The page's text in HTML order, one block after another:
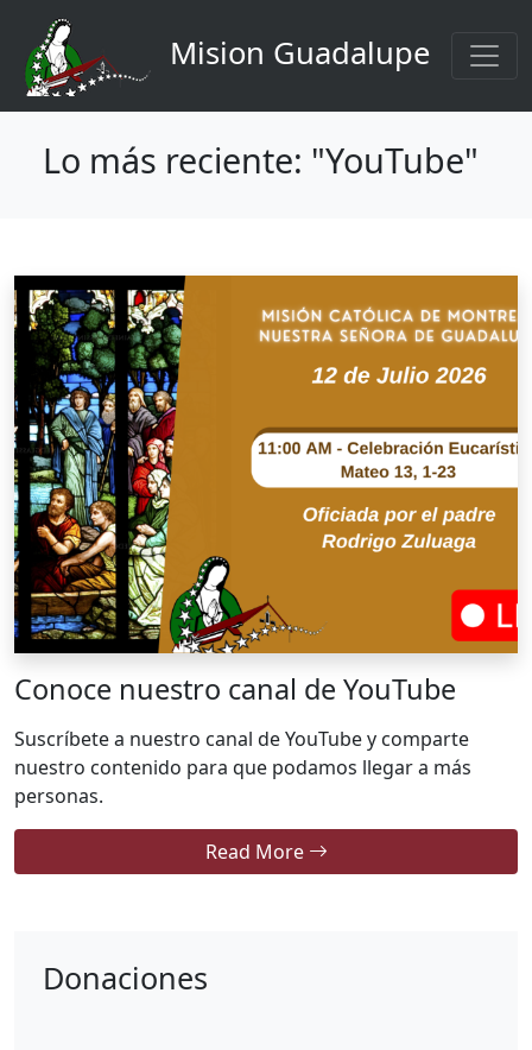
Aller au contenu principal
Navigation principale
Mision Guadalupe
Lo más reciente: "YouTube"
Conoce nuestro canal de YouTube
Suscríbete a nuestro canal de YouTube y comparte
nuestro contenido para que podamos llegar a más
personas.
Read More
Donaciones